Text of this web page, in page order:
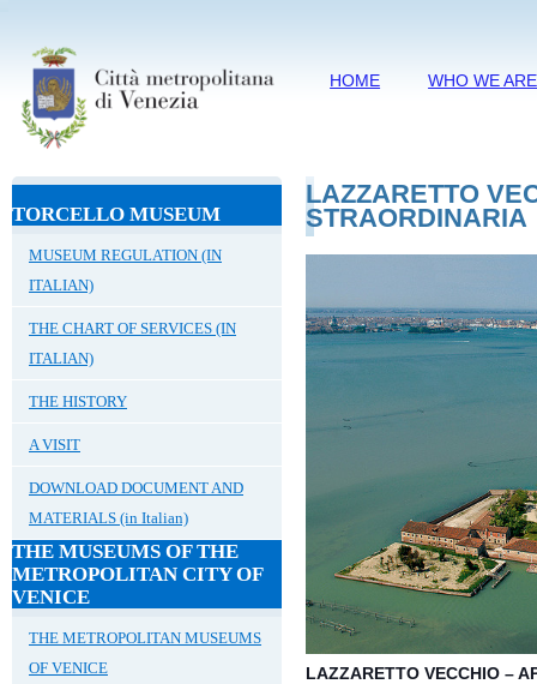
HOME WHO WE ARE
TORCELLO MUSEUM
MUSEUM REGULATION (IN
ITALIAN)
THE CHART OF SERVICES (IN
ITALIAN)
THE HISTORY
A VISIT
DOWNLOAD DOCUMENT AND
MATERIALS (in Italian)
THE MUSEUMS OF THE
METROPOLITAN CITY OF
VENICE
THE METROPOLITAN MUSEUMS
OF VENICE
LAZZARETTO
STRAORDINARIA
LAZZARETTO VECCHIO –